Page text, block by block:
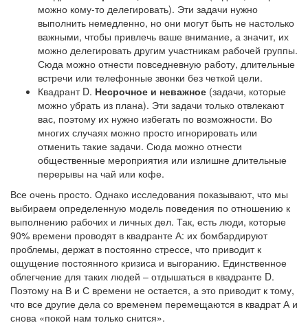
можно кому-то делегировать). Эти задачи нужно
выполнить немедленно, но они могут быть не настолько
важными, чтобы привлечь ваше внимание, а значит, их
можно делегировать другим участникам рабочей группы.
Сюда можно отнести повседневную работу, длительные
встречи или телефонные звонки без четкой цели.
Квадрант D. Несрочное и неважное (задачи, которые
можно убрать из плана). Эти задачи только отвлекают
вас, поэтому их нужно избегать по возможности. Во
многих случаях можно просто игнорировать или
отменить такие задачи. Сюда можно отнести
общественные мероприятия или излишне длительные
перерывы на чай или кофе.
Все очень просто. Однако исследования показывают, что мы
выбираем определенную модель поведения по отношению к
выполнению рабочих и личных дел. Так, есть люди, которые
90% времени проводят в квадранте А: их бомбардируют
проблемы, держат в постоянно стрессе, что приводит к
ощущение постоянного кризиса и выгоранию. Единственное
облегчение для таких людей – отдышаться в квадранте D.
Поэтому на В и С времени не остается, а это приводит к тому,
что все другие дела со временем перемещаются в квадрат А и
снова «покой нам только снится».